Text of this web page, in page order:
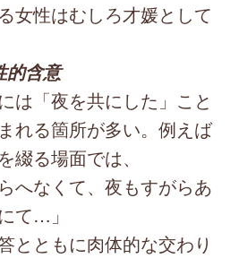
女性はむしろ才媛として
的含意
は「夜を共にした」こと
れる箇所が多い。例えば
綴る場面では、
へなくて、夜もすがらあ
て…」
とともに肉体的な交わり